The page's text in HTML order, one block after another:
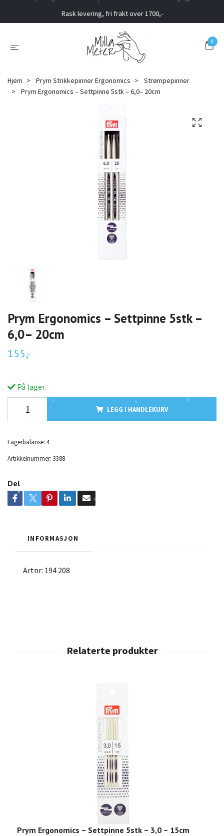
Rask levering, fri frakt over 1700,-
0
Hjem Prym Strikkepinner Ergonomics
Strømpepinner
Prym Ergonomics – Settpinne 5stk – 6,0– 20cm
Prym Ergonomics – Settpinne 5stk –
6,0– 20cm
155,-
På lager.
LEGG I HANDLEKURV
Lagerbalanse: 4
Artikkelnummer: 3388
Del
INFORMASJON
Artnr: 194 208
Prym Ergonomics – Settpinne 5stk – 3,0 – 15cm